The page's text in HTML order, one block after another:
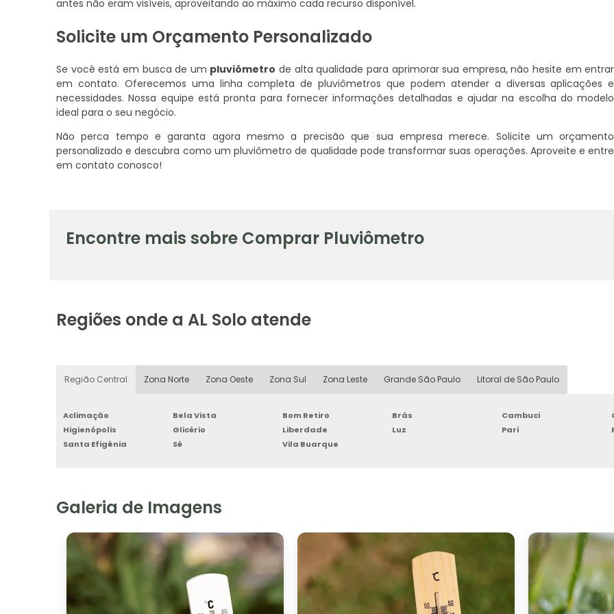
antes não eram visíveis, aproveitando ao máximo cada recurso disponível.
Solicite um Orçamento Personalizado
Se você está em busca de um pluviômetro de alta qualidade para aprimorar sua empresa, não hesite em entrar
em contato. Oferecemos uma linha completa de pluviômetros que podem atender a diversas aplicações e
necessidades. Nossa equipe está pronta para fornecer informações detalhadas e ajudar na escolha do modelo
ideal para o seu negócio.
Não perca tempo e garanta agora mesmo a precisão que sua empresa merece. Solicite um orçamento
personalizado e descubra como um pluviômetro de qualidade pode transformar suas operações. Aproveite e entre
em contato conosco!
Encontre mais sobre Comprar Pluviômetro
Regiões onde a AL Solo atende
Região Central Zona Norte Zona Oeste Zona Sul Zona Leste Grande São Paulo Litoral de São Paulo
Aclimação Bela Vista Bom Retiro Brás Cambuci
Higienópolis
Glicério Liberdade Luz Pari
Santa Efigênia
Sé Vila Buarque
Galeria de Imagens